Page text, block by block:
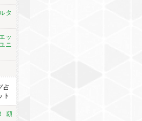
タ
ッ
ニ
占
ト
願